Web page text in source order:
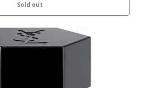
Sold out